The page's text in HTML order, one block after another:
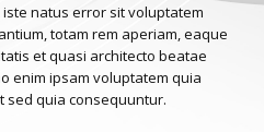
natus error sit voluptatem
totam rem aperiam, eaque
et quasi architecto beatae
enim ipsam voluptatem quia
sed quia consequuntur.